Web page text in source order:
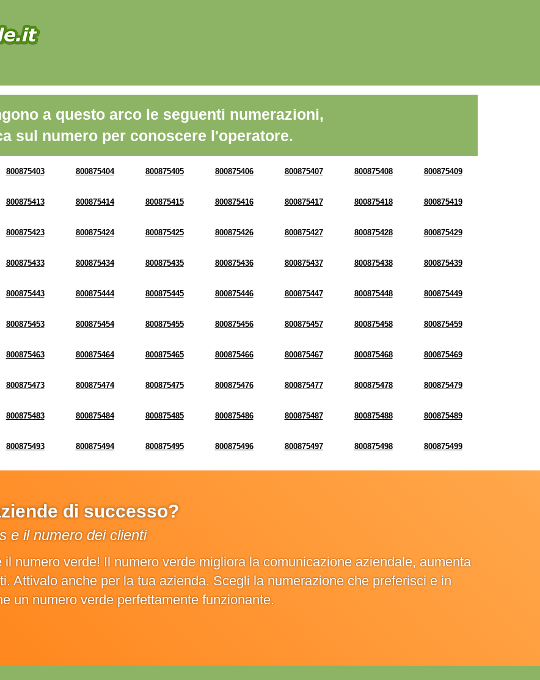
a questo arco le seguenti numerazioni,
sul numero per conoscere l'operatore.
800875403 800875404 800875405 800875406 800875407 800875408 800875409
800875413 800875414 800875415 800875416 800875417 800875418 800875419
800875423 800875424 800875425 800875426 800875427 800875428 800875429
800875433 800875434 800875435 800875436 800875437 800875438 800875439
800875443 800875444 800875445 800875446 800875447 800875448 800875449
800875453 800875454 800875455 800875456 800875457 800875458 800875459
800875463 800875464 800875465 800875466 800875467 800875468 800875469
800875473 800875474 800875475 800875476 800875477 800875478 800875479
800875483 800875484 800875485 800875486 800875487 800875488 800875489
800875493 800875494 800875495 800875496 800875497 800875498 800875499
di successo?
e il numero dei clienti
numero verde! Il numero verde migliora la comunicazione aziendale, aumenta
Attivalo anche per la tua azienda. Scegli la numerazione che preferisci e in
un numero verde perfettamente funzionante.